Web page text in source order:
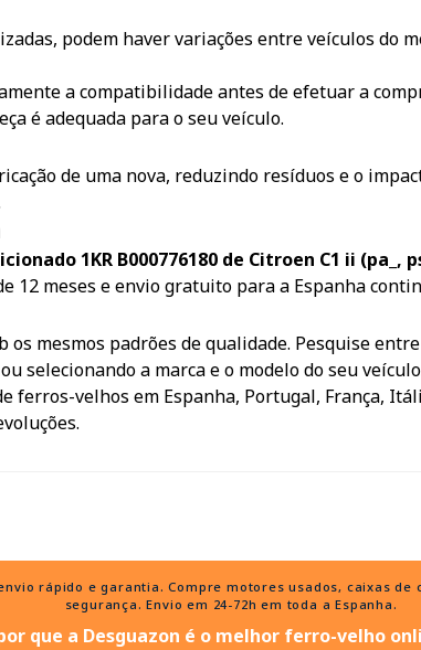
podem haver variações entre veículos do
a compatibilidade antes de efetuar a
é adequada para o seu veículo.
de uma nova, reduzindo resíduos e o
1KR B000776180 de Citroen C1 ii (pa_,
12 meses e envio gratuito para a Espanha
mesmos padrões de qualidade. Pesquise
selecionando a marca e o modelo do seu
ferros-velhos em Espanha, Portugal, França,
rápido e garantia. Compre motores usados, caixas
segurança. Envio em 24-72h em toda a Espanha.
que a Desguazon é o melhor ferro-velho